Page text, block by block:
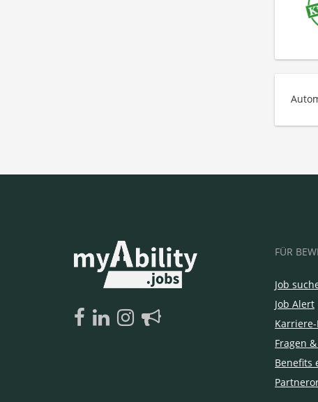
FÜR
Job
Job Alert
Fragen
Benefits